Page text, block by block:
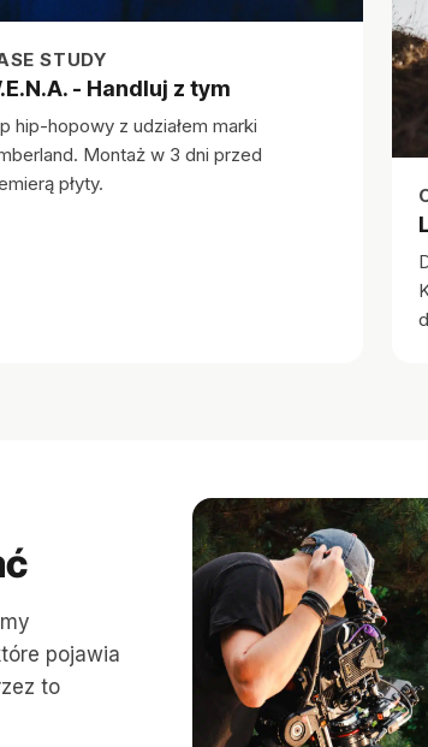
STUDY
- Handluj z tym
hip-hopowy z udziałem marki
Montaż w 3 dni przed
płyty.
pojawia
to